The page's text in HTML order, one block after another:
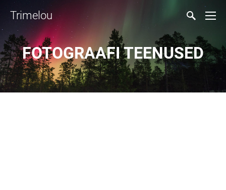
Trimelou
FOTOGRAAFI TEENUSED